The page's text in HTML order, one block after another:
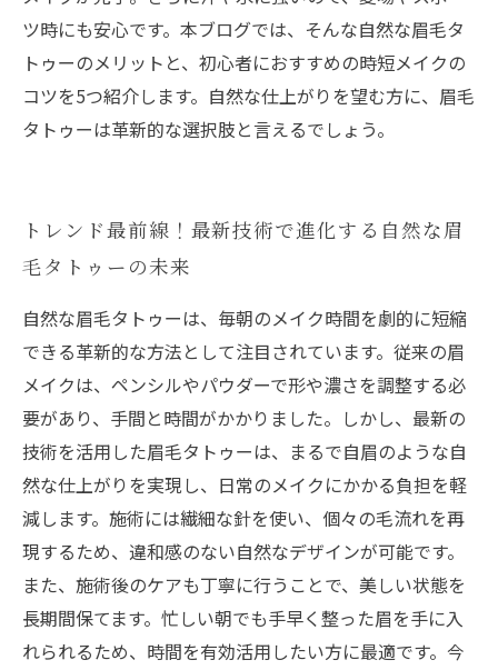
ツ時にも安心です。本ブログでは、そんな自然な眉毛タ
トゥーのメリットと、初心者におすすめの時短メイクの
コツを5つ紹介します。自然な仕上がりを望む方に、眉毛
タトゥーは革新的な選択肢と言えるでしょう。
トレンド最前線！最新技術で進化する自然な眉
毛タトゥーの未来
自然な眉毛タトゥーは、毎朝のメイク時間を劇的に短縮
できる革新的な方法として注目されています。従来の眉
メイクは、ペンシルやパウダーで形や濃さを調整する必
要があり、手間と時間がかかりました。しかし、最新の
技術を活用した眉毛タトゥーは、まるで自眉のような自
然な仕上がりを実現し、日常のメイクにかかる負担を軽
減します。施術には繊細な針を使い、個々の毛流れを再
現するため、違和感のない自然なデザインが可能です。
また、施術後のケアも丁寧に行うことで、美しい状態を
長期間保てます。忙しい朝でも手早く整った眉を手に入
れられるため、時間を有効活用したい方に最適です。今